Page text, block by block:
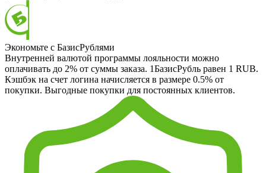
Экономьте с БазисРублями
Внутренней валютой программы лояльности можно
оплачивать до 2% от суммы заказа. 1БазисРубль равен 1 RUB.
Кэшбэк на счет логина начисляется в размере 0.5% от
покупки. Выгодные покупки для постоянных клиентов.